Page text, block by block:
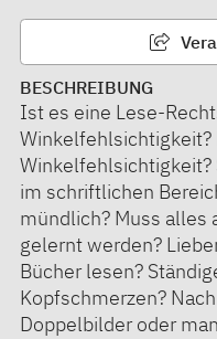
BESCHREIBUNG
Ist es eine Lese-
Winkelfehlsichtigkeit?
Winkelfehlsichtigkeit?
im schriftlichen
mündlich? Muss
gelernt werden?
Bücher lesen?
Kopfschmerzen?
Doppelbilder oder